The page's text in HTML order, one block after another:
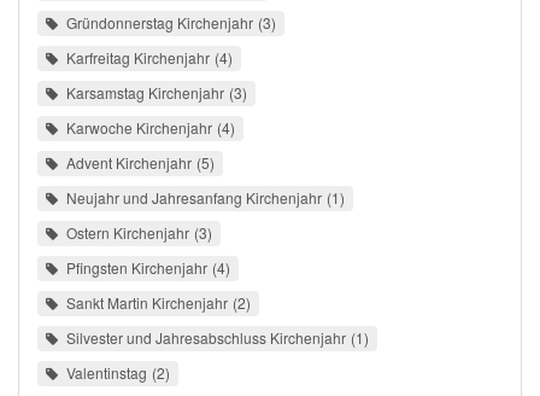
Gründonnerstag Kirchenjahr 3
Karfreitag Kirchenjahr 4
Karsamstag Kirchenjahr 3
Karwoche Kirchenjahr 4
Advent Kirchenjahr 5
Neujahr und Jahresanfang Kirchenjahr 1
Ostern Kirchenjahr 3
Pfingsten Kirchenjahr 4
Sankt Martin Kirchenjahr 2
Silvester und Jahresabschluss Kirchenjahr 1
Valentinstag 2